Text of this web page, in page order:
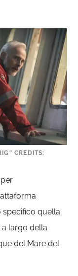
CREDITS:
specifico quella
a largo della
del Mare del